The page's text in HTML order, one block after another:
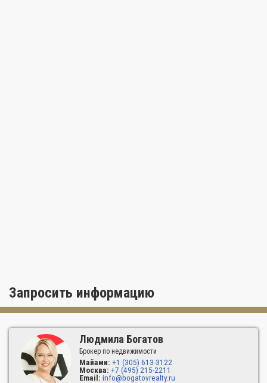
Запросить информацию
Людмила Богатов
Брокер по недвижимости
Майами: +1 (305) 613-3122
Москва: +7 (495) 215-2211
Email: info@bogatovrealty.ru